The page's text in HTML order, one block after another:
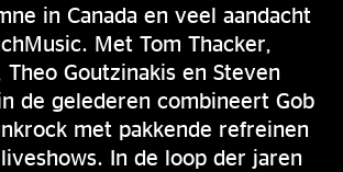
in Canada en veel aandacht
Met Tom Thacker,
Theo Goutzinakis en Steven
de gelederen combineert Gob
met pakkende refreinen
In de loop der jaren